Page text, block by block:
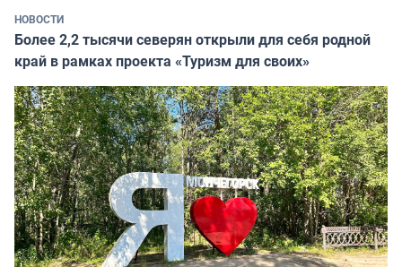
НОВОСТИ
Более 2,2 тысячи северян открыли для себя родной
край в рамках проекта «Туризм для своих»